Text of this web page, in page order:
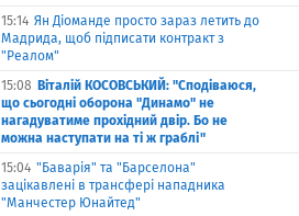
15:14 Ян Діоманде просто зараз летить до
Мадрида, щоб підписати контракт з
"Реалом"
15:08 Віталій КОСОВСЬКИЙ: "Сподіваюся,
що сьогодні оборона "Динамо" не
нагадуватиме прохідний двір. Бо не
можна наступати на ті ж граблі"
15:04 "Баварія" та "Барселона"
зацікавлені в трансфері нападника
"Манчестер Юнайтед"